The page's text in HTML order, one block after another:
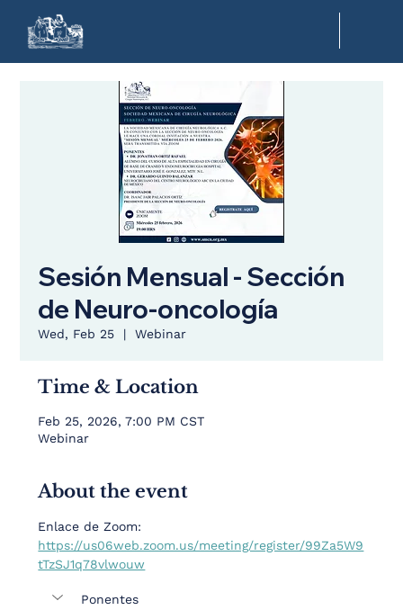
Sesión Mensual - Sección
de Neuro-oncología
Wed, Feb 25
  |
Webinar
Time & Location
Feb 25, 2026, 7:00 PM CST
Webinar
About the event
Enlace de Zoom:
https://us06web.zoom.us/meeting/register/99Za5W9
tTzSJ1q78vlwouw
Ponentes